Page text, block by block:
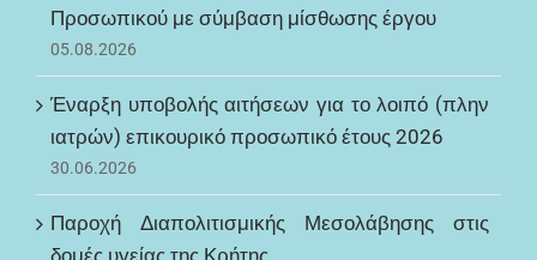
Προσωπικού με σύμβαση μίσθωσης έργου
05.08.2026
Έναρξη υποβολής αιτήσεων για το λοιπό (πλην
ιατρών) επικουρικό προσωπικό έτους 2026
30.06.2026
Παροχή Διαπολιτισμικής Μεσολάβησης στις